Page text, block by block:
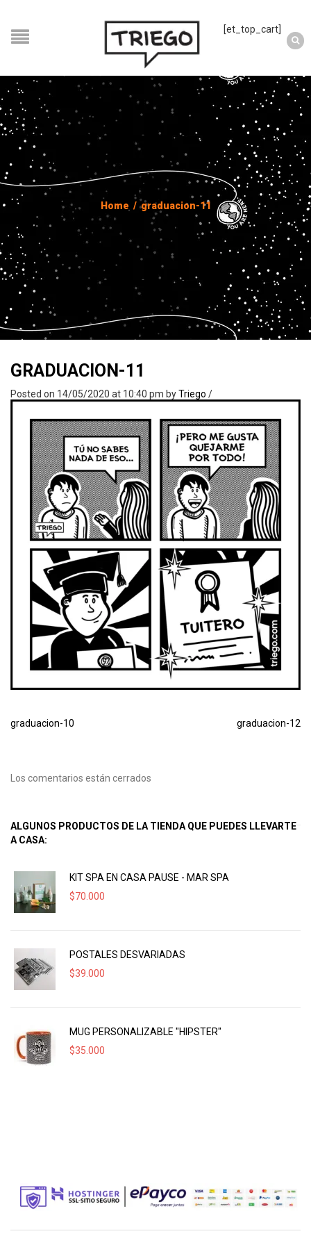
[et_top_cart]
Home / graduacion-11
GRADUACION-11
Posted on 14/05/2020 at 10:40 pm byTriego /
graduacion-10 graduacion-12
Los comentarios están cerrados
ALGUNOS PRODUCTOS DE LA TIENDA QUE PUEDES LLEVARTE
A CASA:
KIT SPA EN CASA PAUSE - MAR SPA
$70.000
POSTALES DESVARIADAS
$39.000
MUG PERSONALIZABLE "HIPSTER"
$35.000